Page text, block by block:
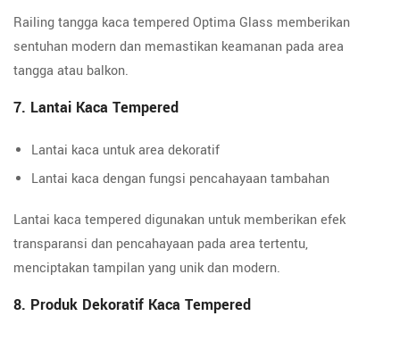
Railing tangga kaca tempered Optima Glass memberikan
sentuhan modern dan memastikan keamanan pada area
tangga atau balkon.
7. Lantai Kaca Tempered
Lantai kaca untuk area dekoratif
Lantai kaca dengan fungsi pencahayaan tambahan
Lantai kaca tempered digunakan untuk memberikan efek
transparansi dan pencahayaan pada area tertentu,
menciptakan tampilan yang unik dan modern.
8. Produk Dekoratif Kaca Tempered